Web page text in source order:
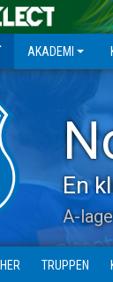
AKADEMI
En
A-
TRUPPEN